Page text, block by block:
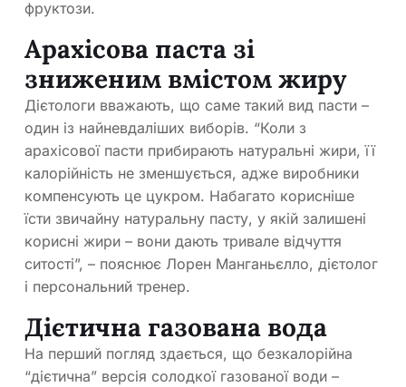
фруктози.
Арахісова паста зі
зниженим вмістом жиру
Дієтологи вважають, що саме такий вид пасти –
один із найневдаліших виборів. “Коли з
арахісової пасти прибирають натуральні жири, її
калорійність не зменшується, адже виробники
компенсують це цукром. Набагато корисніше
їсти звичайну натуральну пасту, у якій залишені
корисні жири – вони дають тривале відчуття
ситості”, – пояснює Лорен Манганьєлло, дієтолог
і персональний тренер.
Дієтична газована вода
На перший погляд здається, що безкалорійна
“дієтична” версія солодкої газованої води –